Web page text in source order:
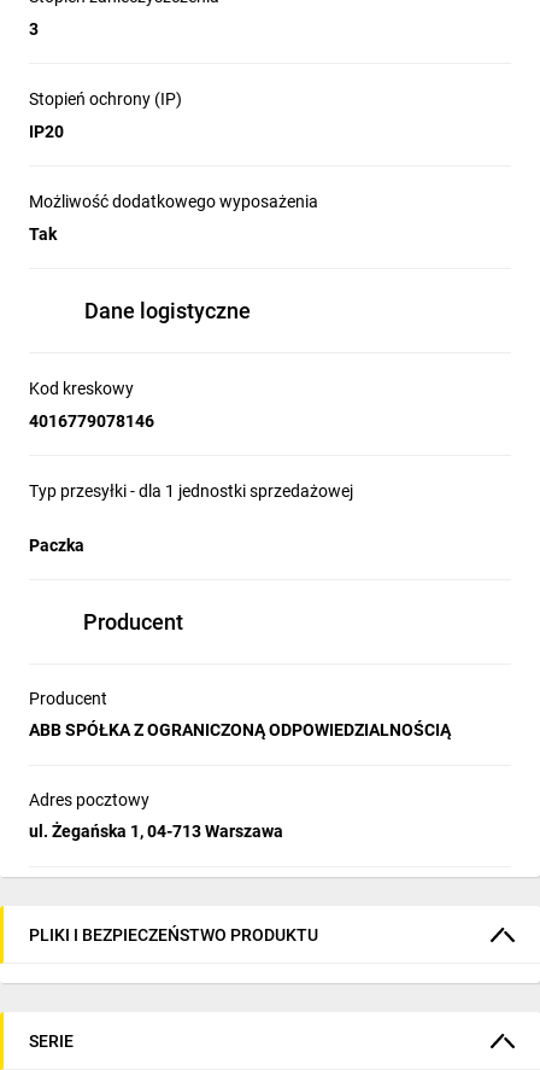
3
Stopień ochrony (IP)
IP20
Możliwość dodatkowego wyposażenia
Tak
Dane logistyczne
Kod kreskowy
4016779078146
Typ przesyłki - dla 1 jednostki sprzedażowej
Paczka
Producent
Producent
ABB SPÓŁKA Z OGRANICZONĄ ODPOWIEDZIALNOŚCIĄ
Adres pocztowy
ul. Żegańska 1, 04-713 Warszawa
PLIKI I BEZPIECZEŃSTWO PRODUKTU
SERIE